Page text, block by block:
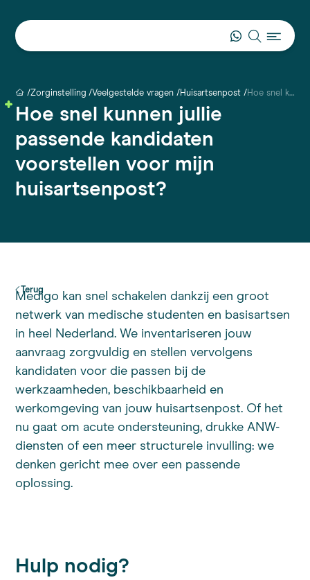
Zorginstelling Veelgestelde vragen Huisartsenpost Hoe snel kunnen jullie passende kandidaten voorstellen voor mijn huisartsenpost?
Hoe snel kunnen jullie
passende kandidaten
voorstellen voor mijn
huisartsenpost?
Terug
Medigo kan snel schakelen dankzij een groot
netwerk van medische studenten en basisartsen
in heel Nederland. We inventariseren jouw
aanvraag zorgvuldig en stellen vervolgens
kandidaten voor die passen bij de
werkzaamheden, beschikbaarheid en
werkomgeving van jouw huisartsenpost. Of het
nu gaat om acute ondersteuning, drukke ANW-
diensten of een meer structurele invulling: we
denken gericht mee over een passende
oplossing.
Hulp nodig?